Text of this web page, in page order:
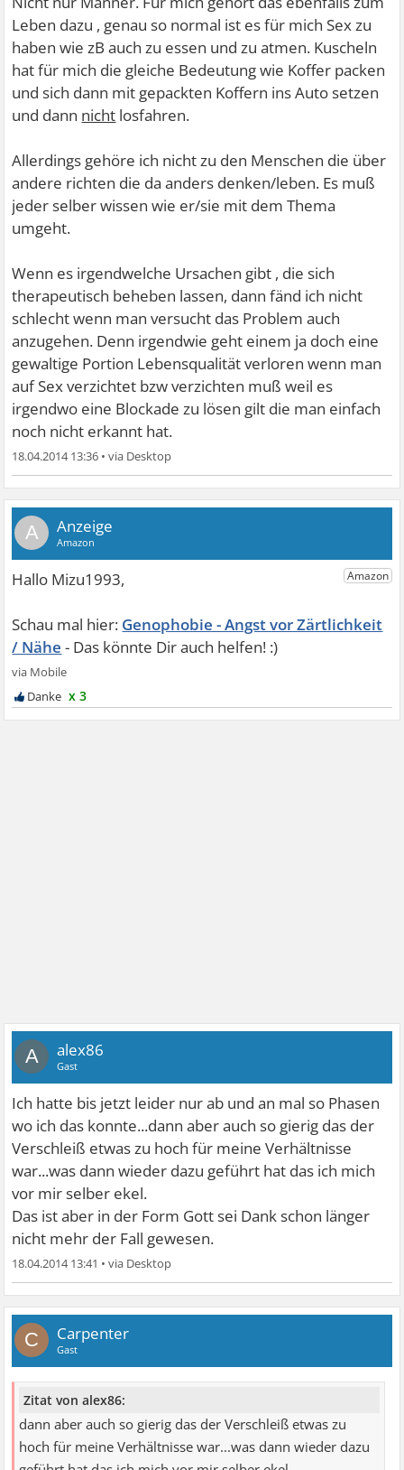
Leben dazu , genau so normal ist es für mich Sex zu
haben wie zB auch zu essen und zu atmen. Kuscheln
hat für mich die gleiche Bedeutung wie Koffer packen
und sich dann mit gepackten Koffern ins Auto setzen
und dann nicht losfahren.
Allerdings gehöre ich nicht zu den Menschen die über
andere richten die da anders denken/leben. Es muß
jeder selber wissen wie er/sie mit dem Thema
umgeht.
Wenn es irgendwelche Ursachen gibt , die sich
therapeutisch beheben lassen, dann fänd ich nicht
schlecht wenn man versucht das Problem auch
anzugehen. Denn irgendwie geht einem ja doch eine
gewaltige Portion Lebensqualität verloren wenn man
auf Sex verzichtet bzw verzichten muß weil es
irgendwo eine Blockade zu lösen gilt die man einfach
noch nicht erkannt hat.
18.04.2014 13:36 •
A
Genophobie - Angst vor Zärtlichkeit
/ Nähe
x 3
A alex86
Gast
Ich hatte bis jetzt leider nur ab und an mal so Phasen
wo ich das konnte...dann aber auch so gierig das der
Verschleiß etwas zu hoch für meine Verhältnisse
war...was dann wieder dazu geführt hat das ich mich
vor mir selber ekel.
Das ist aber in der Form Gott sei Dank schon länger
nicht mehr der Fall gewesen.
18.04.2014 13:41 •
C Carpenter
Gast
Zitat von alex86:
dann aber auch so gierig das der Verschleiß etwas zu
hoch für meine Verhältnisse war...was dann wieder dazu